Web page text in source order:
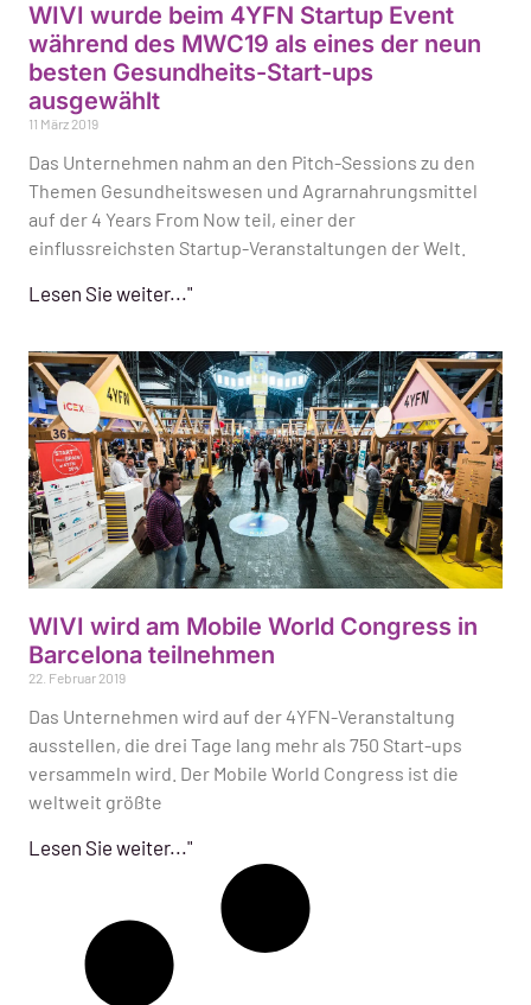
WIVI wurde beim 4YFN Startup Event
während des MWC19 als eines der neun
besten Gesundheits-Start-ups
ausgewählt
11 März 2019
Das Unternehmen nahm an den Pitch-Sessions zu den
Themen Gesundheitswesen und Agrarnahrungsmittel
auf der 4 Years From Now teil, einer der
einflussreichsten Startup-Veranstaltungen der Welt.
Lesen Sie weiter..."
WIVI wird am Mobile World Congress in
Barcelona teilnehmen
22. Februar 2019
Das Unternehmen wird auf der 4YFN-Veranstaltung
ausstellen, die drei Tage lang mehr als 750 Start-ups
versammeln wird. Der Mobile World Congress ist die
weltweit größte
Lesen Sie weiter..."